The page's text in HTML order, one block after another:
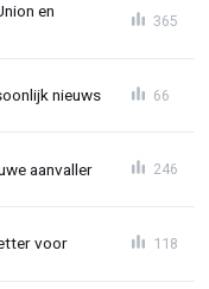
en
365
nieuws 66
aanvaller 246
voor 118